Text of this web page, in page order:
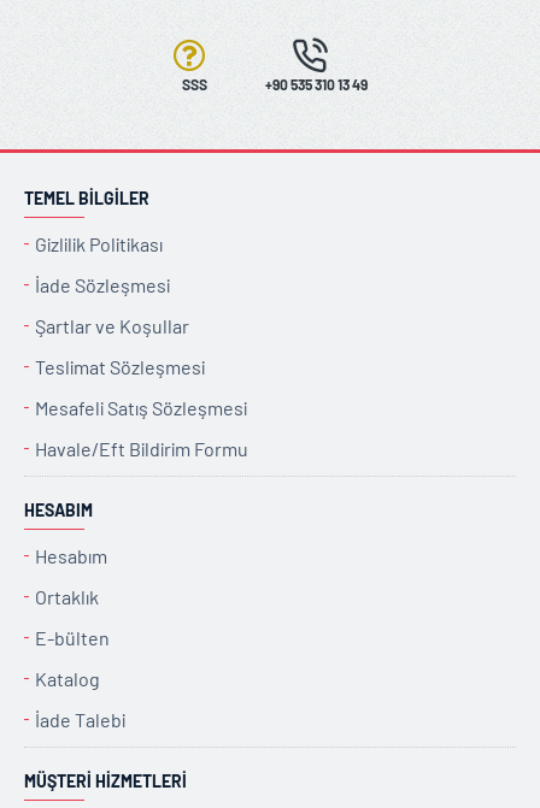
SSS +90 535 310 13 49
TEMEL BILGILER
Gizlilik Politikası
İade Sözleşmesi
Şartlar ve Koşullar
Teslimat Sözleşmesi
Mesafeli Satış Sözleşmesi
Havale/Eft Bildirim Formu
HESABIM
Hesabım
Ortaklık
E-bülten
Katalog
İade Talebi
MÜŞTERI HIZMETLERI